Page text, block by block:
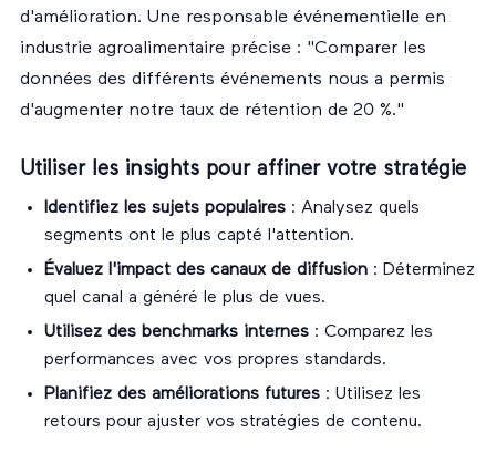
d'amélioration. Une responsable événementielle en
industrie agroalimentaire précise : "Comparer les
données des différents événements nous a permis
d'augmenter notre taux de rétention de 20 %."
Utiliser les insights pour affiner votre stratégie
Identifiez les sujets populaires : Analysez quels
segments ont le plus capté l'attention.
Évaluez l'impact des canaux de diffusion : Déterminez
quel canal a généré le plus de vues.
Utilisez des benchmarks internes : Comparez les
performances avec vos propres standards.
Planifiez des améliorations futures : Utilisez les
retours pour ajuster vos stratégies de contenu.